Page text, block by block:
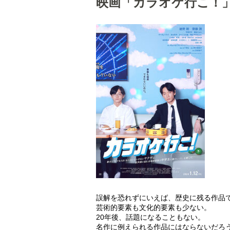
誤解を恐れずにいえば、歴史に残る作品
芸術的要素も文化的要素も少ない。
20年後、話題になることもない。
名作に例えられる作品にはならないだろう